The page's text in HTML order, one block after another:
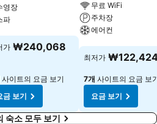
영장
파
보기
가 ₩240,068
사이트의 요금 보기
금 보기
무료 WiFi
주차장
에어컨
요금 보기
최저가
7개 사이트의 요금 보
요금 보기
숙소 모두 보기